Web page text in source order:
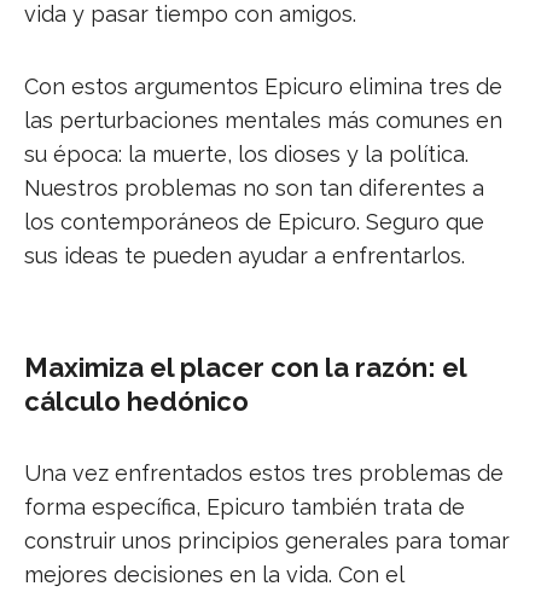
vida y pasar tiempo con amigos.
Con estos argumentos Epicuro elimina tres de
las perturbaciones mentales más comunes en
su época: la muerte, los dioses y la política.
Nuestros problemas no son tan diferentes a
los contemporáneos de Epicuro. Seguro que
sus ideas te pueden ayudar a enfrentarlos.
Maximiza el placer con la razón: el
cálculo hedónico
Una vez enfrentados estos tres problemas de
forma específica, Epicuro también trata de
construir unos principios generales para tomar
mejores decisiones en la vida. Con el